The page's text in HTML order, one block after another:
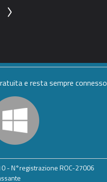
e resta sempre connesso
- N°registrazione ROC-27006